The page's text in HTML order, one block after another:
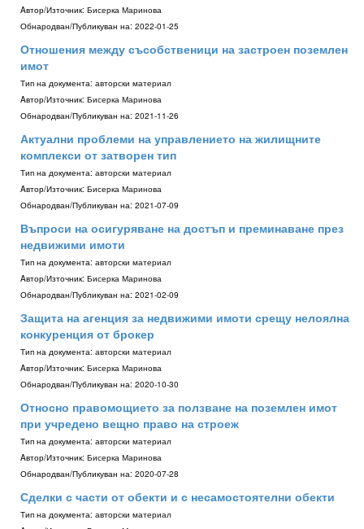
Aвтор/Източник: Бисерка Маринова
Обнародван/Публикуван на: 2022-01-25
Отношения между съсобственици на застроен поземлен
имот
Тип на документа: авторски материал
Aвтор/Източник: Бисерка Маринова
Обнародван/Публикуван на: 2021-11-26
Актуални проблеми на управлението на жилищните
комплекси от затворен тип
Тип на документа: авторски материал
Aвтор/Източник: Бисерка Маринова
Обнародван/Публикуван на: 2021-07-09
Въпроси на осигуряване на достъп и преминаване през
недвижими имоти
Тип на документа: авторски материал
Aвтор/Източник: Бисерка Маринова
Обнародван/Публикуван на: 2021-02-09
Защита на агенция за недвижими имоти срещу нелоялна
конкуренция от брокер
Тип на документа: авторски материал
Aвтор/Източник: Бисерка Маринова
Обнародван/Публикуван на: 2020-10-30
Относно правомощието за ползване на поземлен имот
при учредено вещно право на строеж
Тип на документа: авторски материал
Aвтор/Източник: Бисерка Маринова
Обнародван/Публикуван на: 2020-07-28
Сделки с части от обекти и с несамостоятелни обекти
Тип на документа: авторски материал